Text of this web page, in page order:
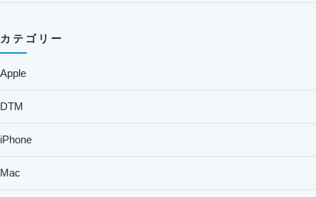
カテゴリー
Apple
DTM
iPhone
Mac